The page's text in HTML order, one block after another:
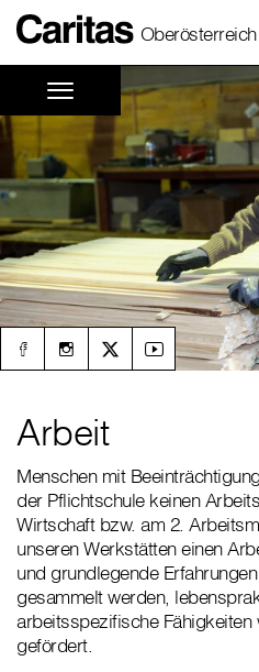
Oberösterreich
Arbeit
Menschen mit
der Pflichtschule keinen
Wirtschaft bzw. am 2.
unseren Werkstätten einen
und grundlegende
gesammelt werden,
arbeitsspezifische Fähigkeiten
gefördert.